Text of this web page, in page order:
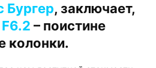
Бургер, заключает,
– поистине
колонки.